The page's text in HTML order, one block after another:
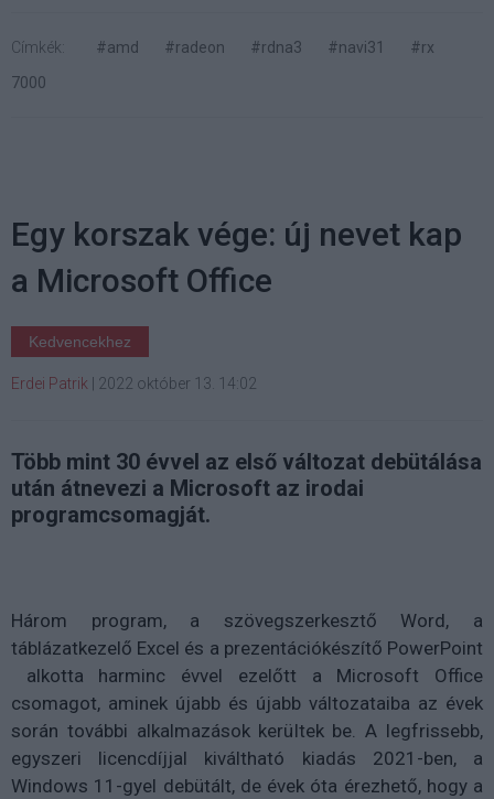
Címkék: #amd #radeon #rdna3 #navi31
#rx
7000
Egy korszak vége: új nevet kap
a Microsoft Office
Kedvencekhez
Erdei Patrik 2022 október 13. 14:02
Több mint 30 évvel az első változat debütálása
után átnevezi a Microsoft az irodai
programcsomagját.
Három program, a szövegszerkesztő Word, a
táblázatkezelő Excel és a prezentációkészítő PowerPoint
alkotta harminc évvel ezelőtt a Microsoft Office
csomagot, aminek újabb és újabb változataiba az évek
során további alkalmazások kerültek be. A legfrissebb,
egyszeri licencdíjjal kiváltható kiadás 2021-ben, a
Windows 11-gyel debütált, de évek óta érezhető, hogy a